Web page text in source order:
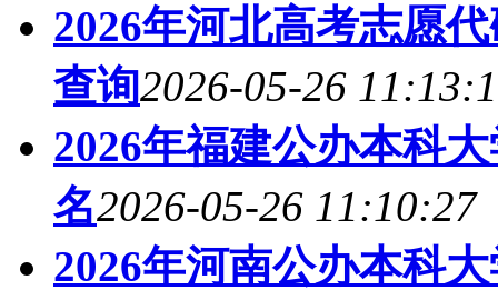
2026年河北高考志愿
查询2026-05-26
2026年福建公办本科
名2026-05-26 11:10:27
2026年河南公办本科